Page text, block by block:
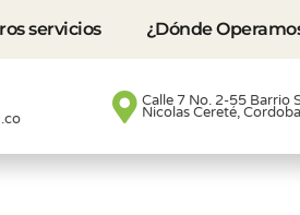
servicios ¿Dónde
Calle 7 No. 2-55 Barrio
Nicolas Cereté, Cordoba